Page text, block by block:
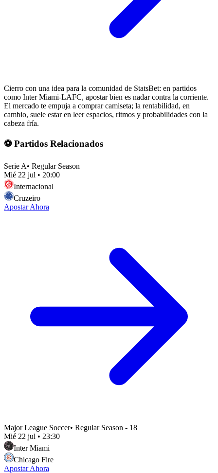
Cierro con una idea para la comunidad de StatsBet: en partidos
como Inter Miami-LAFC, apostar bien es nadar contra la corriente.
El mercado te empuja a comprar camiseta; la rentabilidad, en
cambio, suele estar en leer espacios, ritmos y probabilidades con la
cabeza fría.
⚽ Partidos Relacionados
Serie A• Regular Season
Mié 22 jul • 20:00
Internacional
Cruzeiro
Apostar Ahora
Major League Soccer• Regular Season - 18
Mié 22 jul • 23:30
Inter Miami
Chicago Fire
Apostar Ahora